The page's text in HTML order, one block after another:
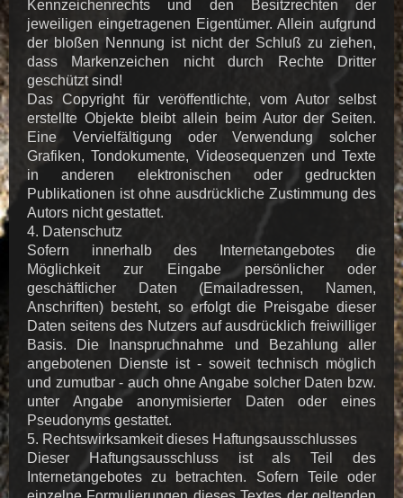
Kennzeichenrechts und den Besitzrechten der
jeweiligen eingetragenen Eigentümer. Allein aufgrund
der bloßen Nennung ist nicht der Schluß zu ziehen,
dass Markenzeichen nicht durch Rechte Dritter
geschützt sind!
Das Copyright für veröffentlichte, vom Autor selbst
erstellte Objekte bleibt allein beim Autor der Seiten.
Eine Vervielfältigung oder Verwendung solcher
Grafiken, Tondokumente, Videosequenzen und Texte
in anderen elektronischen oder gedruckten
Publikationen ist ohne ausdrückliche Zustimmung des
Autors nicht gestattet.
4. Datenschutz
Sofern innerhalb des Internetangebotes die
Möglichkeit zur Eingabe persönlicher oder
geschäftlicher Daten (Emailadressen, Namen,
Anschriften) besteht, so erfolgt die Preisgabe dieser
Daten seitens des Nutzers auf ausdrücklich freiwilliger
Basis. Die Inanspruchnahme und Bezahlung aller
angebotenen Dienste ist - soweit technisch möglich
und zumutbar - auch ohne Angabe solcher Daten bzw.
unter Angabe anonymisierter Daten oder eines
Pseudonyms gestattet.
5. Rechtswirksamkeit dieses Haftungsausschlusses
Dieser Haftungsausschluss ist als Teil des
Internetangebotes zu betrachten. Sofern Teile oder